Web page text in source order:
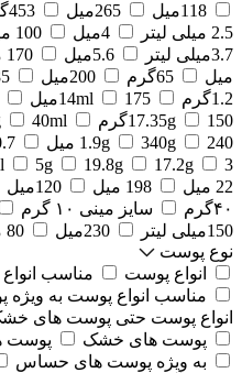
118میل
265میل 453گرم
2.5 میلی لیتر
4میل 100 میل
3.7میلی لیتر
5.6میل 170 میل
میل
65گرم 200میل
1.2گرم
14ml 175میل
17.35g
150گرم 40ml
1.9g
340g 240 میل g
5g 19.8g 17.2g 3 گرم
22 میل
198 میل 120میل
۴۰گرم
سایز مینی ۱۰ گرم
150میلی لیتر
230میل 80 میل
نوع پوست
انواع پوست
مناسب
مناسب انواع پوست به
انواع پوست حتی پوست های
پوست های خشک
پوست
به ویژه پوست های حساس